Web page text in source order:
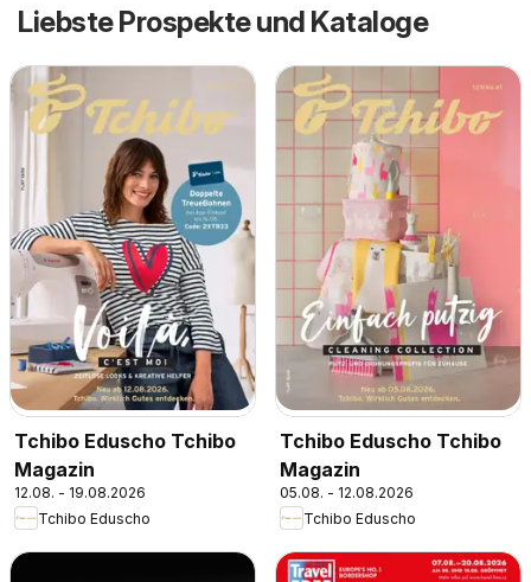
Liebste Prospekte und Kataloge
Tchibo Eduscho Tchibo
Magazin
12.08. - 19.08.2026
Tchibo Eduscho
Tchibo Eduscho Tchibo
Magazin
05.08. - 12.08.2026
Tchibo Eduscho